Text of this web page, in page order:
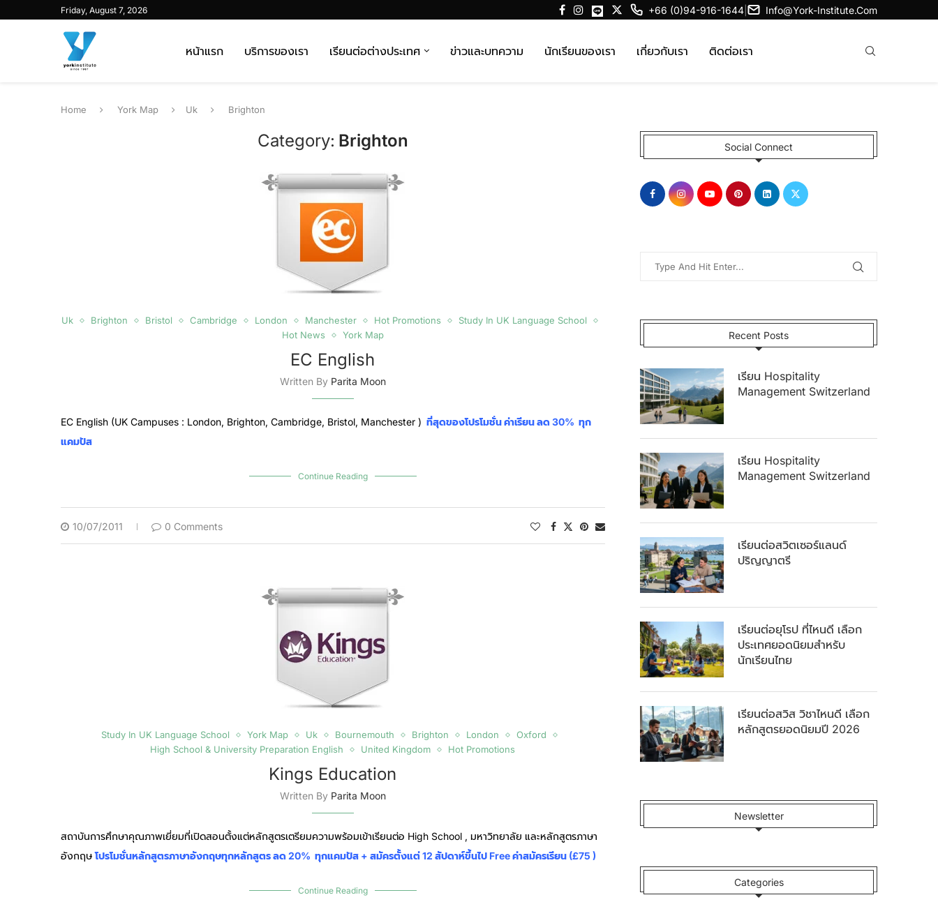
Friday, August 7, 2026 +66 (0)94-916-1644 Info@york-Institute.com
หน้าแรก บริการของเรา เรียนต่อต่างประเทศ ข่าวและบทความ นักเรียนของเรา เกี่ยวกับเรา ติดต่อเรา
Home York Map Uk Brighton
Category: Brighton
Uk Brighton Bristol Cambridge London Manchester Hot Promotions
Study In UK Language School
Hot News
York Map
EC English
Written By Parita Moon
EC English (UK Campuses : London, Brighton, Cambridge, Bristol, Manchester ) ที่สุดของโปรโมชั่น ค่าเรียน ลด 30% ทุก
แคมปัส
Continue Reading
10/07/2011 0 Comments
Study In UK Language School York Map Uk Bournemouth Brighton London
Oxford
High School & University Preparation English
United Kingdom Hot Promotions
Kings Education
Written By Parita Moon
สถาบันการศึกษาคุณภาพเยี่ยมที่เปิดสอนตั้งแต่หลักสูตรเตรียมความพร้อมเข้าเรียนต่อ High School , มหาวิทยาลัย และหลักสูตรภาษา
อังกฤษโปรโมชั่นหลักสูตรภาษาอังกฤษทุกหลักสูตร ลด 20% ทุกแคมปัส + สมัครตั้งแต่ 12 สัปดาห์ขึ้นไป Free ค่าสมัครเรียน (£75 )
Continue Reading
Social Connect
Recent Posts
เรียน Hospitality
Management Switzerland
เรียน Hospitality
Management Switzerland
เรียนต่อสวิตเซอร์แลนด์
ปริญญาตรี
เรียนต่อยุโรป ที่ไหนดี เลือก
ประเทศยอดนิยมสำหรับ
นักเรียนไทย
เรียนต่อสวิส วิชาไหนดี เลือก
หลักสูตรยอดนิยมปี 2026
Newsletter
Categories